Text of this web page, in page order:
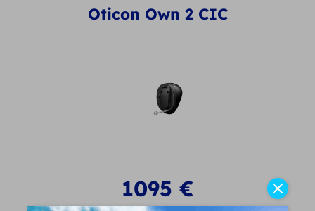
Oticon Own 2 CIC
1095 €